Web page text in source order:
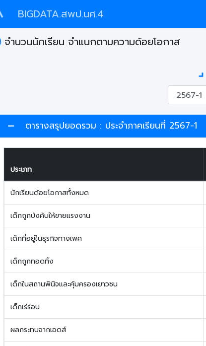
BIGDATA.สพป.นศ.4
จำนวนนักเรียน จำแนกตามความด้อยโอกาส
ตารางสรุปยอดรวม : ประจำภาคเรียนที่ 2567-1
ประเภท
นักเรียนด้อยโอกาสทั้งหมด
เด็กถูกบังคับให้ขายแรงงาน
เด็กที่อยู่ในธุรกิจทางเพศ
เด็กถูกทอดทิ้ง
เด็กในสถานพินิจและคุ้มครองเยาวชน
เด็กเร่ร่อน
ผลกระทบจากเอดส์